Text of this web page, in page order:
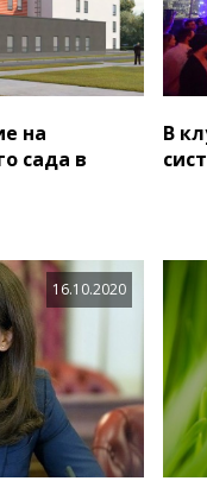
на
сада в
В
16.10.2020